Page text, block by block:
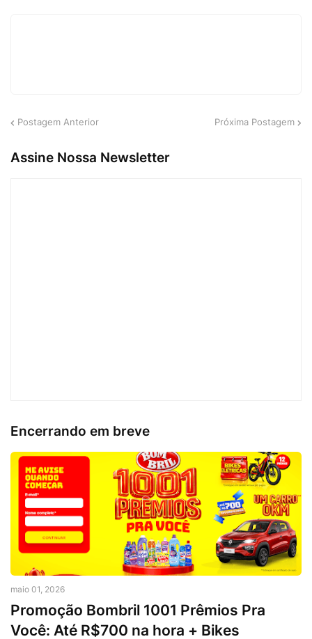
Postagem Anterior Próxima Postagem
Assine Nossa Newsletter
Encerrando em breve
maio 01, 2026
Promoção Bombril 1001 Prêmios Pra
Você: Até R$700 na hora + Bikes